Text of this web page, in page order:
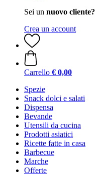
Sei un nuovo cliente?
Crea un account
Carrello € 0,00
Spezie
Snack dolci e salati
Dispensa
Bevande
Utensili da cucina
Prodotti asiatici
Ricette fatte in casa
Barbecue
Marche
Offerte